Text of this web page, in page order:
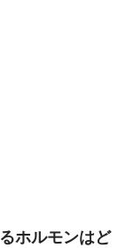
ホルモンはど